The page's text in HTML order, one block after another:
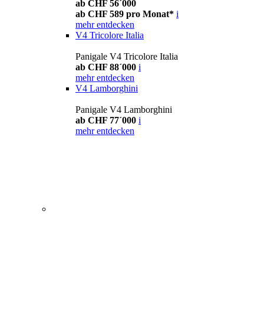
ab CHF 56´000
ab CHF 589 pro Monat* i
mehr entdecken
V4 Tricolore Italia
Panigale V4 Tricolore Italia
ab CHF 88´000 i
mehr entdecken
V4 Lamborghini
Panigale V4 Lamborghini
ab CHF 77´000 i
mehr entdecken